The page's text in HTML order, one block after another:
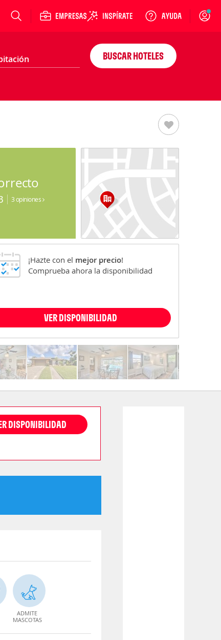
Login
BUSCAR HOTELES
3 opiniones
¡Hazte con el mejor precio!
Comprueba ahora la disponibilidad
VER DISPONIBILIDAD
DISPONIBILIDAD
ADMITE
MASCOTAS